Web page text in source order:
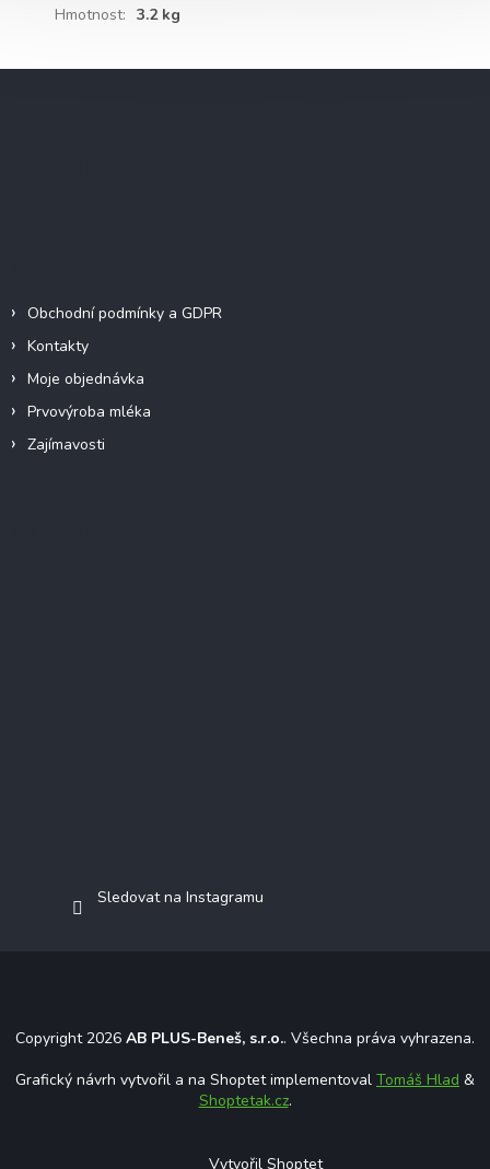
Hmotnost: 3.2 kg
Z
Obchodní podmínky a GDPR
Kontakty
Moje objednávka
Prvovýroba mléka
Zajímavosti
Sledovat na Instagramu
Copyright 2026 AB PLUS-Beneš, s.r.o.. Všechna práva vyhrazena.
Grafický návrh vytvořil a na Shoptet implementoval Tomáš Hlad &
Shoptetak.cz.
Vytvořil Shoptet